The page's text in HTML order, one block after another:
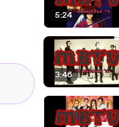
5:24
3:46